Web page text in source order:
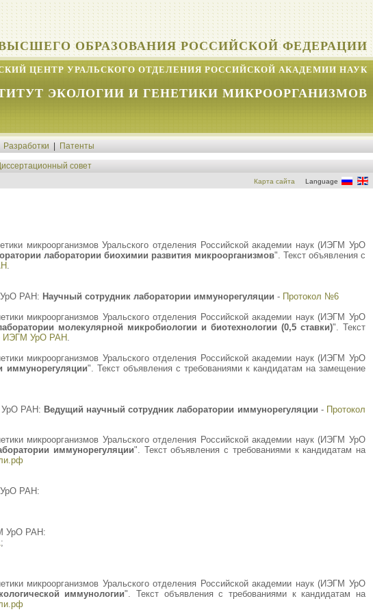
ОБРАЗОВАНИЯ РОССИЙСКОЙ ФЕДЕРАЦИИ
ЦЕНТР УРАЛЬСКОГО ОТДЕЛЕНИЯ РОССИЙСКОЙ АКАДЕМИИ НАУК
ЭКОЛОГИИ И ГЕНЕТИКИ МИКРООРГАНИЗМОВ
Разработки Патенты
совет
Карта сайта Language
микроорганизмов Уральского отделения Российской академии наук (ИЭГМ УрО
лаборатории биохимии развития микроорганизмов". Текст объявления с
.
УрО РАН: Научный сотрудник лаборатории иммунорегуляции - Протокол №6
микроорганизмов Уральского отделения Российской академии наук (ИЭГМ УрО
молекулярной микробиологии и биотехнологии (0,5 ставки)". Текст
ИЭГМ УрО РАН .
микроорганизмов Уральского отделения Российской академии наук (ИЭГМ УрО
иммунорегуляции". Текст объявления с требованиями к кандидатам на замещение
УрО РАН: Ведущий научный сотрудник лаборатории иммунорегуляции - Протокол
микроорганизмов Уральского отделения Российской академии наук (ИЭГМ УрО
иммунорегуляции". Текст объявления с требованиями к кандидатам на
УрО РАН:
УрО РАН:
;
микроорганизмов Уральского отделения Российской академии наук (ИЭГМ УрО
иммунологии". Текст объявления с требованиями к кандидатам на